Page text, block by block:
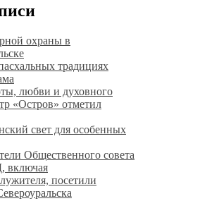
охраны в
традициях
любви и духовного
«Остров» отметил
свет для особенных
Общественного совета
посетили